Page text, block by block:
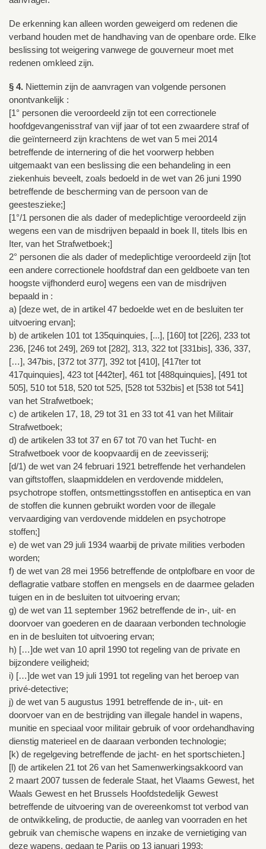
De erkenning kan alleen worden geweigerd om redenen die
verband houden met de handhaving van de openbare orde. Elke
beslissing tot weigering vanwege de gouverneur moet met
redenen omkleed zijn.
§ 4. Niettemin zijn de aanvragen van volgende personen
onontvankelijk :
[1° personen die veroordeeld zijn tot een correctionele
hoofdgevangenisstraf van vijf jaar of tot een zwaardere straf of
die geïnterneerd zijn krachtens de wet van 5 mei 2014
betreffende de internering of die het voorwerp hebben
uitgemaakt van een beslissing die een behandeling in een
ziekenhuis beveelt, zoals bedoeld in de wet van 26 juni 1990
betreffende de bescherming van de persoon van de
geesteszieke;]
[1°/1 personen die als dader of medeplichtige veroordeeld zijn
wegens een van de misdrijven bepaald in boek II, titels Ibis en
Iter, van het Strafwetboek;]
2° personen die als dader of medeplichtige veroordeeld zijn [tot
een andere correctionele hoofdstraf dan een geldboete van ten
hoogste vijfhonderd euro] wegens een van de misdrijven
bepaald in :
a) [deze wet, de in artikel 47 bedoelde wet en de besluiten ter
uitvoering ervan];
b) de artikelen 101 tot 135quinquies, [...], [160] tot [226], 233 tot
236, [246 tot 249], 269 tot [282], 313, 322 tot [331bis], 336, 337,
[…], 347bis, [372 tot 377], 392 tot [410], [417ter tot
417quinquies], 423 tot [442ter], 461 tot [488quinquies], [491 tot
505], 510 tot 518, 520 tot 525, [528 tot 532bis] et [538 tot 541]
van het Strafwetboek;
c) de artikelen 17, 18, 29 tot 31 en 33 tot 41 van het Militair
Strafwetboek;
d) de artikelen 33 tot 37 en 67 tot 70 van het Tucht- en
Strafwetboek voor de koopvaardij en de zeevisserij;
[d/1) de wet van 24 februari 1921 betreffende het verhandelen
van giftstoffen, slaapmiddelen en verdovende middelen,
psychotrope stoffen, ontsmettingsstoffen en antiseptica en van
de stoffen die kunnen gebruikt worden voor de illegale
vervaardiging van verdovende middelen en psychotrope
stoffen;]
e) de wet van 29 juli 1934 waarbij de private milities verboden
worden;
f) de wet van 28 mei 1956 betreffende de ontplofbare en voor de
deflagratie vatbare stoffen en mengsels en de daarmee geladen
tuigen en in de besluiten tot uitvoering ervan;
g) de wet van 11 september 1962 betreffende de in-, uit- en
doorvoer van goederen en de daaraan verbonden technologie
en in de besluiten tot uitvoering ervan;
h) […]de wet van 10 april 1990 tot regeling van de private en
bijzondere veiligheid;
i) […]de wet van 19 juli 1991 tot regeling van het beroep van
privé-detective;
j) de wet van 5 augustus 1991 betreffende de in-, uit- en
doorvoer van en de bestrijding van illegale handel in wapens,
munitie en speciaal voor militair gebruik of voor ordehandhaving
dienstig materieel en de daaraan verbonden technologie;
[k) de regelgeving betreffende de jacht- en het sportschieten.]
[l) de artikelen 21 tot 26 van het Samenwerkingsakkoord van
2 maart 2007 tussen de federale Staat, het Vlaams Gewest, het
Waals Gewest en het Brussels Hoofdstedelijk Gewest
betreffende de uitvoering van de overeenkomst tot verbod van
de ontwikkeling, de productie, de aanleg van voorraden en het
gebruik van chemische wapens en inzake de vernietiging van
deze wapens, gedaan te Parijs op 13 januari 1993;